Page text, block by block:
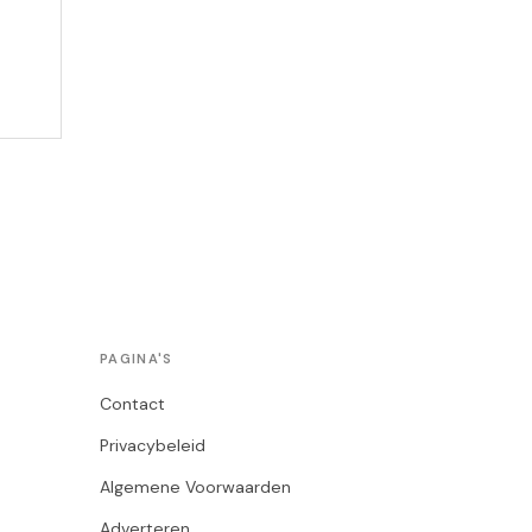
PAGINA'S
Contact
Privacybeleid
Algemene Voorwaarden